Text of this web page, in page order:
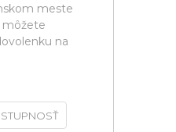
meste
môžete
na